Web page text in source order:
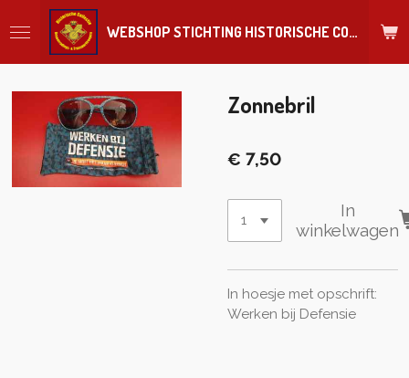
direct
hoofdinhoud
WEBSHOP STICHTING HISTORISCHE COLLECTIE REGIMENT
Zonnebril
€ 7,50
In
winkelwagen
In hoesje met opschrift:
Werken bij Defensie